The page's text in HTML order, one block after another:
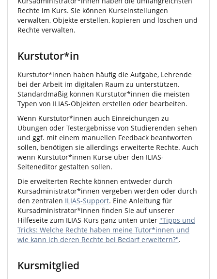
Rechte im Kurs. Sie können Kurseinstellungen
verwalten, Objekte erstellen, kopieren und löschen und
Rechte verwalten.
Kurstutor*in
Kurstutor*innen haben häufig die Aufgabe, Lehrende
bei der Arbeit im digitalen Raum zu unterstützen.
Standardmäßig können Kurstutor*innen die meisten
Typen von ILIAS-Objekten erstellen oder bearbeiten.
Wenn Kurstutor*innen auch Einreichungen zu
Übungen oder Testergebnisse von Studierenden sehen
und ggf. mit einem manuellen Feedback beantworten
sollen, benötigen sie allerdings erweiterte Rechte. Auch
wenn Kurstutor*innen Kurse über den ILIAS-
Seiteneditor gestalten sollen.
Die erweiterten Rechte können entweder durch
Kursadministrator*innen vergeben werden oder durch
den zentralen ILIAS-Support. Eine Anleitung für
Kursadministrator*innen finden Sie auf unserer
Hilfeseite zum ILIAS-Kurs ganz unten unter "Tipps und
Tricks: Welche Rechte haben meine Tutor*innen und
wie kann ich deren Rechte bei Bedarf erweitern?".
Kursmitglied